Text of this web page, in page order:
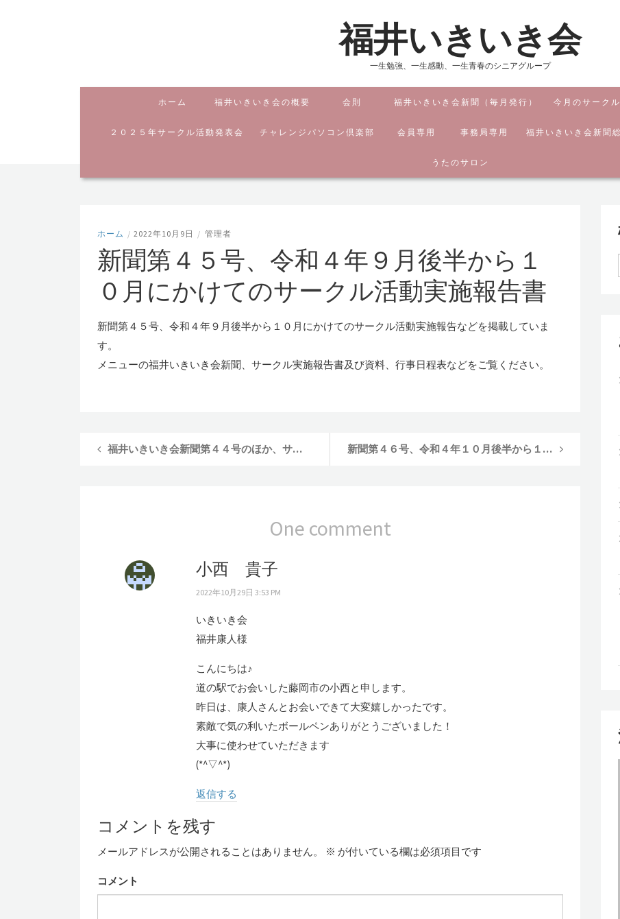
福井いきいき会
一生勉強、一生感動、一生青春のシニアグループ
ホーム 福井いきいき会の概要 会則 福井いきいき会新聞（毎月発行） 今月のサーク
２０２５年サークル活動発表会 チャレンジパソコン倶楽部 会員専用 事務局専用 福井いきいき会新聞
うたのサロン
ホーム / 2022年10月9日 / 管理者
新聞第４５号、令和４年９月後半から１
０月にかけてのサークル活動実施報告書
新聞第４５号、令和４年９月後半から１０月にかけてのサークル活動実施報告などを掲載していま
す。
メニューの福井いきいき会新聞、サークル実施報告書及び資料、行事日程表などをご覧ください。
福井いきいき会新聞第４４号のほか、サークル実施報告を順次掲載しています。 新聞第４６号、令和４年１０月後半から１１月にかけてのサークル活動実施報告などを掲載しています。
One comment
小西 貴子
2022年10月29日 3:53 PM
いきいき会
福井康人様
こんにちは♪
道の駅でお会いした藤岡市の小西と申します。
昨日は、康人さんとお会いできて大変嬉しかったです。
素敵で気の利いたボールペンありがとうございました！
大事に使わせていただきます
(*^▽^*)
返信する
コメントを残す
メールアドレスが公開されることはありません。 ※ が付いている欄は必須項目です
コメント